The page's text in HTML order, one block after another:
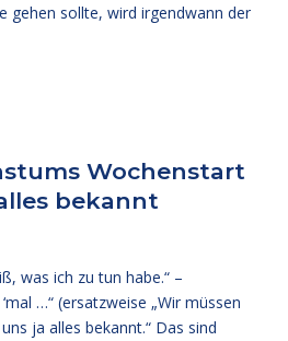
gehen sollte, wird irgendwann der
Wochenstart
bekannt
was ich zu tun habe.“ –
…“ (ersatzweise „Wir müssen
ja alles bekannt.“ Das sind